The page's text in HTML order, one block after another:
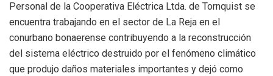
Personal de la Cooperativa Eléctrica Ltda. de Tornquist se
encuentra trabajando en el sector de La Reja en el
conurbano bonaerense contribuyendo a la reconstrucción
del sistema eléctrico destruido por el fenómeno climático
que produjo daños materiales importantes y dejó como